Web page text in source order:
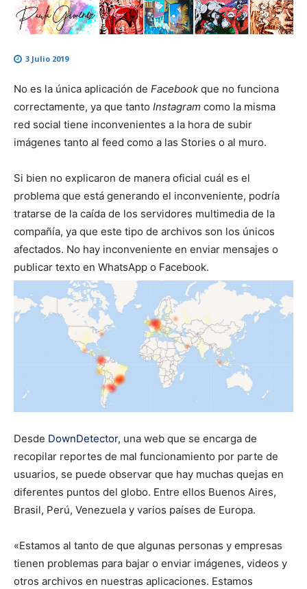
3 Julio 2019
No es la única aplicación de Facebook que no funciona
correctamente, ya que tanto Instagram como la misma
red social tiene inconvenientes a la hora de subir
imágenes tanto al feed como a las Stories o al muro.
Si bien no explicaron de manera oficial cuál es el
problema que está generando el inconveniente, podría
tratarse de la caída de los servidores multimedia de la
compañía, ya que este tipo de archivos son los únicos
afectados. No hay inconveniente en enviar mensajes o
publicar texto en WhatsApp o Facebook.
Desde DownDetector, una web que se encarga de
recopilar reportes de mal funcionamiento por parte de
usuarios, se puede observar que hay muchas quejas en
diferentes puntos del globo. Entre ellos Buenos Aires,
Brasil, Perú, Venezuela y varios países de Europa.
«Estamos al tanto de que algunas personas y empresas
tienen problemas para bajar o enviar imágenes, videos y
otros archivos en nuestras aplicaciones. Estamos